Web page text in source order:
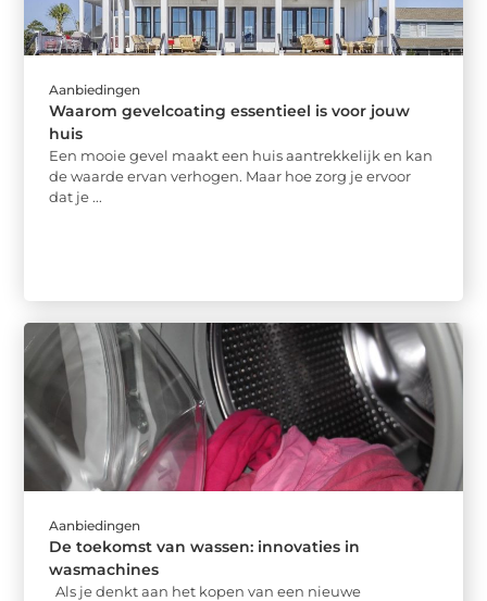
Aanbiedingen
Waarom gevelcoating essentieel is voor jouw
huis
Een mooie gevel maakt een huis aantrekkelijk en kan
de waarde ervan verhogen. Maar hoe zorg je ervoor
dat je ...
Aanbiedingen
De toekomst van wassen: innovaties in
wasmachines
Als je denkt aan het kopen van een nieuwe